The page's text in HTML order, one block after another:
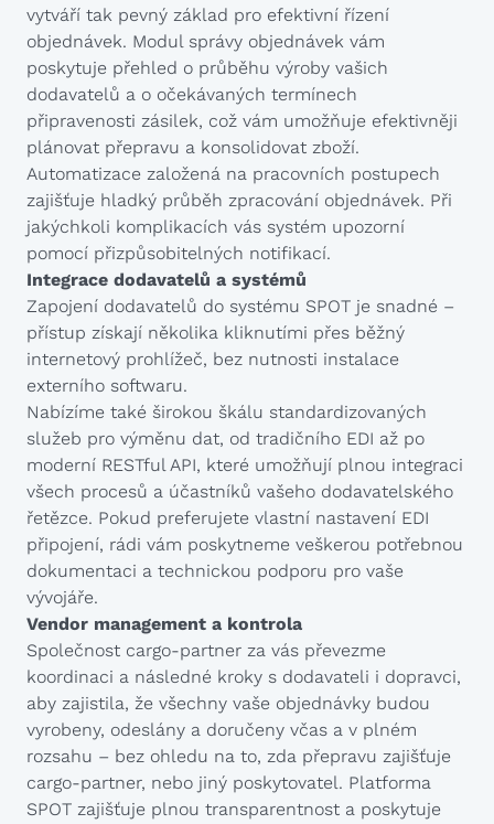
vytváří tak pevný základ pro efektivní řízení
objednávek. Modul správy objednávek vám
poskytuje přehled o průběhu výroby vašich
dodavatelů a o očekávaných termínech
připravenosti zásilek, což vám umožňuje efektivněji
plánovat přepravu a konsolidovat zboží.
Automatizace založená na pracovních postupech
zajišťuje hladký průběh zpracování objednávek. Při
jakýchkoli komplikacích vás systém upozorní
pomocí přizpůsobitelných notifikací.
Integrace dodavatelů a systémů
Zapojení dodavatelů do systému SPOT je snadné –
přístup získají několika kliknutími přes běžný
internetový prohlížeč, bez nutnosti instalace
externího softwaru.
Nabízíme také širokou škálu standardizovaných
služeb pro výměnu dat, od tradičního EDI až po
moderní RESTful API, které umožňují plnou integraci
všech procesů a účastníků vašeho dodavatelského
řetězce. Pokud preferujete vlastní nastavení EDI
připojení, rádi vám poskytneme veškerou potřebnou
dokumentaci a technickou podporu pro vaše
vývojáře.
Vendor management a kontrola
Společnost cargo-partner za vás převezme
koordinaci a následné kroky s dodavateli i dopravci,
aby zajistila, že všechny vaše objednávky budou
vyrobeny, odeslány a doručeny včas a v plném
rozsahu – bez ohledu na to, zda přepravu zajišťuje
cargo-partner, nebo jiný poskytovatel. Platforma
SPOT zajišťuje plnou transparentnost a poskytuje